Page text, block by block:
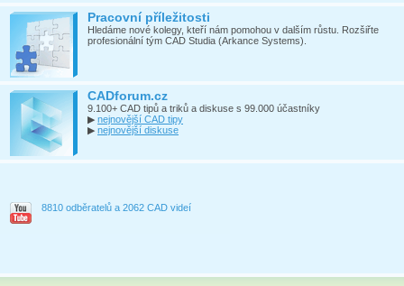
Pracovní příležitosti
Hledáme nové kolegy, kteří nám pomohou v dalším růstu. Rozšiřte
profesionální tým CAD Studia (Arkance Systems).
CADforum.cz
9.100+ CAD tipů a triků a diskuse s 99.000 účastníky
▶ nejnovější CAD tipy
▶ nejnovější diskuse
8810 odběratelů a 2062 CAD videí